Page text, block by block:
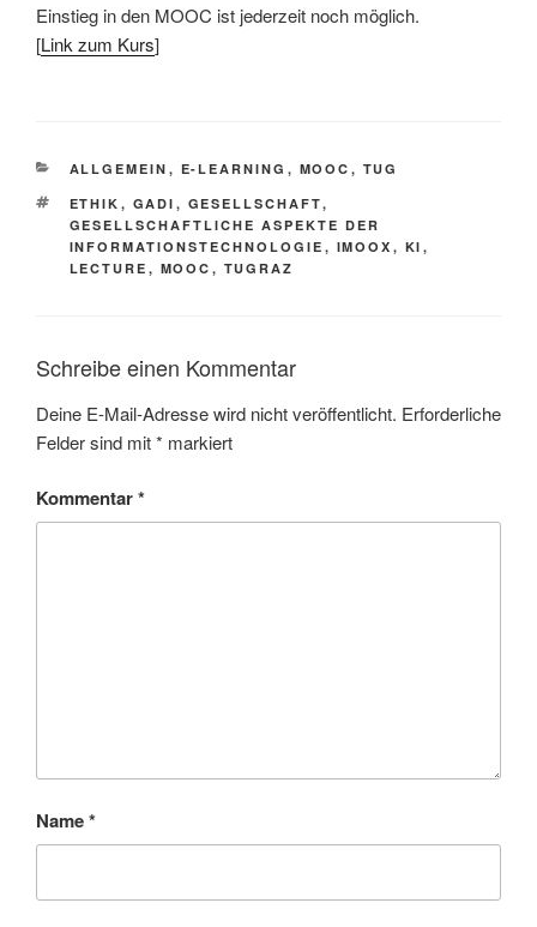
Einstieg in den MOOC ist jederzeit noch möglich.
[Link zum Kurs]
KATEGORIEN
ALLGEMEIN , E-LEARNING , MOOC , TUG
SCHLAGWÖRTER
ETHIK , GADI , GESELLSCHAFT,
GESELLSCHAFTLICHE ASPEKTE DER
INFORMATIONSTECHNOLOGIE , IMOOX , KI ,
LECTURE , MOOC , TUGRAZ
Schreibe einen Kommentar
Deine E-Mail-Adresse wird nicht veröffentlicht. Erforderliche
Felder sind mit* markiert
Kommentar*
Name*